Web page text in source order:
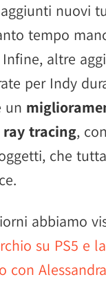
nuovi
tempo
altre
per Indy
un
tracing,
che
abbiamo
su PS5 e
con